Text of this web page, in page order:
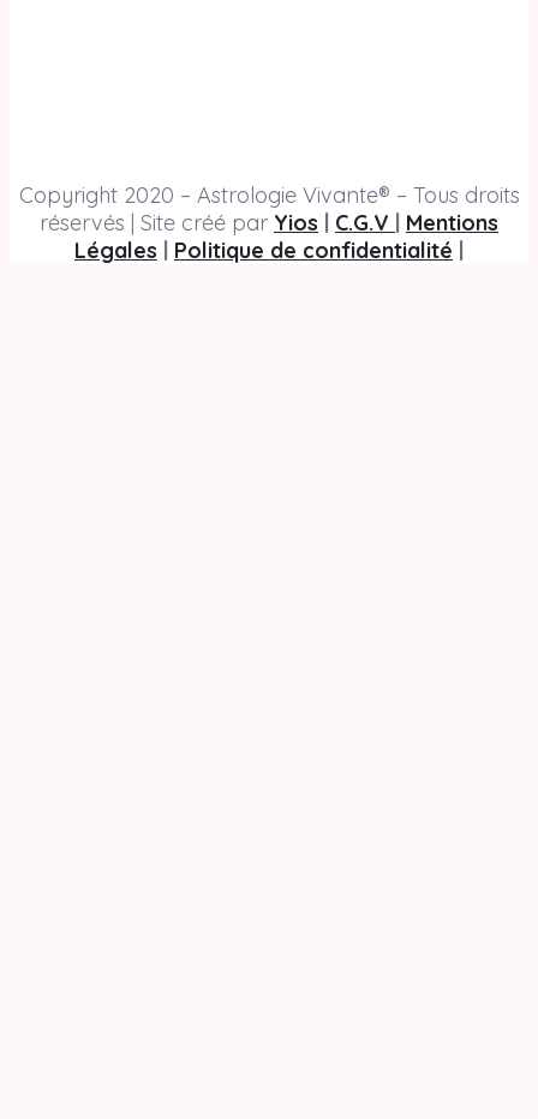
Copyright 2020 – Astrologie Vivante® – Tous droits
réservés | Site créé par Yios | C.G.V | Mentions
Légales | Politique de confidentialité |